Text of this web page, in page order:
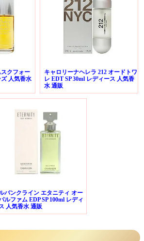
クフォー
ズ 人気香水
キャロリーナヘレラ 212 オードトワ
レ EDT SP 30ml レディース 人気香
水 通販
バンクライン エタニティ オー
ルファム EDP SP 100ml レディ
人気香水 通販